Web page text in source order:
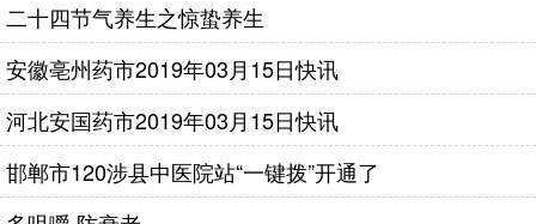
二十四节气养生之惊蛰养生
安徽亳州药市2019年03月15日快讯
河北安国药市2019年03月15日快讯
邯郸市120涉县中医院站“一键拨”开通了